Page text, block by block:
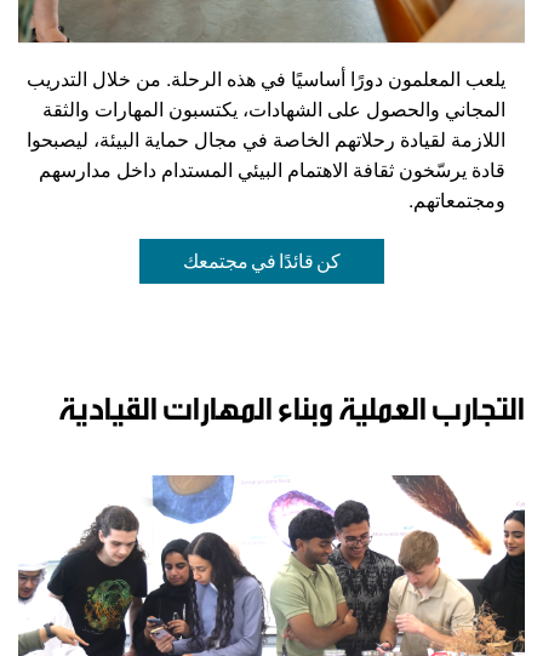
يلعب المعلمون دورًا أساسيًا في هذه الرحلة. من خلال التدريب
المجاني والحصول على الشهادات، يكتسبون المهارات والثقة
اللازمة لقيادة رحلاتهم الخاصة في مجال حماية البيئة، ليصبحوا
قادة يرسّخون ثقافة الاهتمام البيئي المستدام داخل مدارسهم
ومجتمعاتهم.
كن قائدًا في مجتمعك
التجارب العملية وبناء المهارات القيادية